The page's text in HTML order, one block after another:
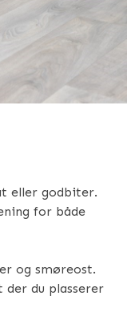
eller godbiter.
for både
og smøreost.
du plasserer